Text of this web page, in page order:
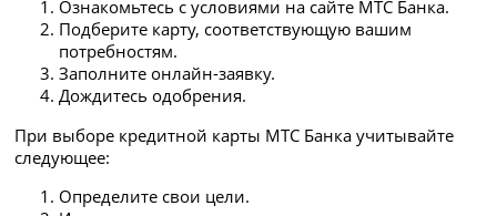
Ознакомьтесь с условиями на сайте МТС Банка.
Подберите карту, соответствующую вашим
потребностям.
Заполните онлайн-заявку.
Дождитесь одобрения.
При выборе кредитной карты МТС Банка учитывайте
следующее:
Определите свои цели.